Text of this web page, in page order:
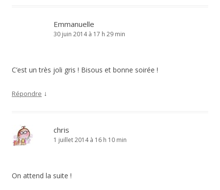
Emmanuelle
30 juin 2014 à 17 h 29 min
C’est un très joli gris ! Bisous et bonne soirée !
Répondre ↓
chris
1 juillet 2014 à 16 h 10 min
On attend la suite !